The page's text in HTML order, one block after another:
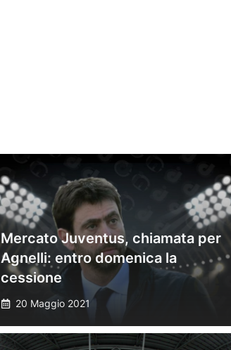
Mercato Juventus, chiamata per
Agnelli: entro domenica la
cessione
20 Maggio 2021